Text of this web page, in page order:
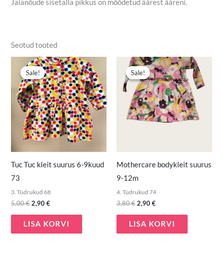
Jalanõude sisetalla pikkus on mõõdetud äärest ääreni.
Seotud tooted
Sale!
Sale!
Tuc Tuc kleit suurus 6-9kuud
73
3. Tüdrukud 68
5,00€
Algne
hind
oli:
5,00 €.
2,90€
Praegune
hind
on:
2,90 €.
LISA KORVI
Sale!
Sale!
Mothercare bodykleit suurus
9-12m
4. Tüdrukud 74
3,80€
Algne
hind
oli:
3,80 €.
2,90€
Praegune
hind
on:
2,90 €.
LISA KORVI